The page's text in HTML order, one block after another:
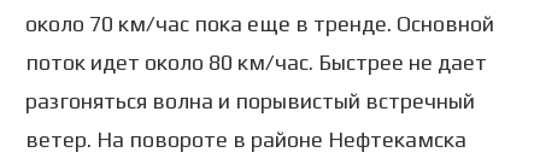
около 70 км/час пока еще в тренде. Основной
поток идет около 80 км/час. Быстрее не дает
разгоняться волна и порывистый встречный
ветер. На повороте в районе Нефтекамска